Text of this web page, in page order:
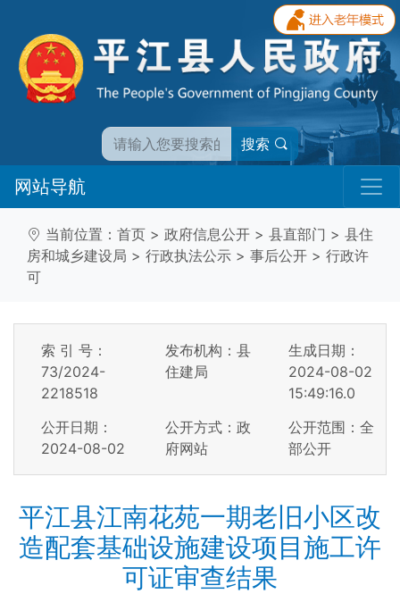
搜索
网站导航
当前位置： 首页 > 政府信息公开 > 县直部门 > 县住
房和城乡建设局 > 行政执法公示 > 事后公开 > 行政许
可
索 引 号：
73/2024-
2218518
发布机构：县
住建局
生成日期：
2024-08-02
15:49:16.0
公开日期：
2024-08-02
公开方式：政
府网站
公开范围：全
部公开
平江县江南花苑一期老旧小区改
造配套基础设施建设项目施工许
可证审查结果